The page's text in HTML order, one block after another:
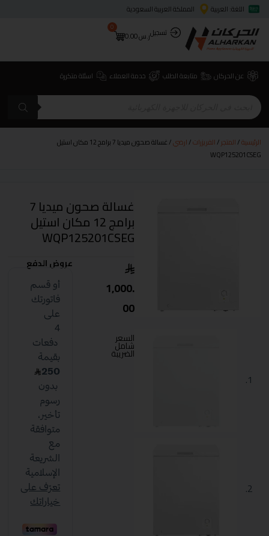
اللغة: العربية
المملكة العربية السعودية
تسجيلر.س0.00
0
عن الحركان متابعة الطلب خدمة العملاء اسئلة متكررة
الرئيسية/المتجر/الفريزرات/ارضي
/ غسالة صحون ميديا 7 برامج 12 مكان استيل
WQP125201CSEG
غسالة صحون ميديا 7
برامج 12 مكان استيل
WQP125201CSEG
1,000.
00
السعر
شامل
الضريبة
عروض الدفع